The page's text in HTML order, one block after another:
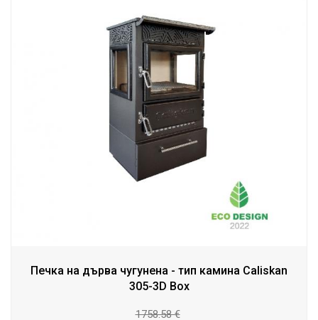
Печка на дърва чугунена - тип камина Caliskan
305-3D Box
1758.58 €